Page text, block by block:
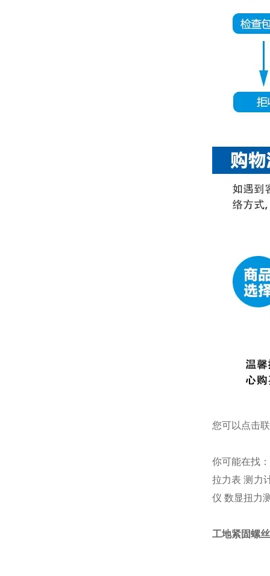
您可以点击
你可能在找：
拉力表 测力
仪 数显扭力
工地紧固螺